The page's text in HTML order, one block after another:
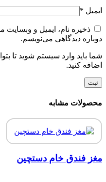
ایمیل *
ذخیره نام، ایمیل و
دوباره دیدگاهی می‌نویسم.
شما باید وارد سیستم شوید تا
اضافه کنید.
محصولات مشابه
مغز فندق خام دستچین